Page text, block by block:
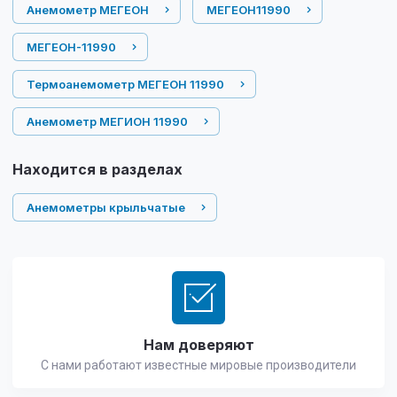
Анемометр МЕГЕОН МЕГЕОН11990
МЕГЕОН-11990
Термоанемометр МЕГЕОН 11990
Анемометр МЕГИОН 11990
Находится в разделах
Анемометры крыльчатые
Нам доверяют
С нами работают известные мировые производители